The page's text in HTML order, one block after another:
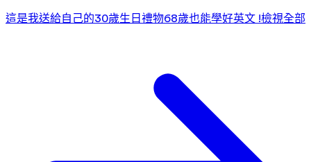
這是我送給自己的30歲生日禮物68歲也能學好英文 !檢視全部